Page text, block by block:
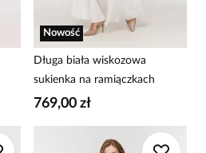
Nowość
Długa biała wiskozowa
sukienka na ramiączkach
769,00 zł